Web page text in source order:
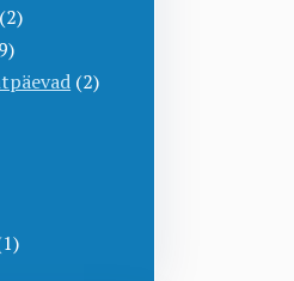
(2)
(2)